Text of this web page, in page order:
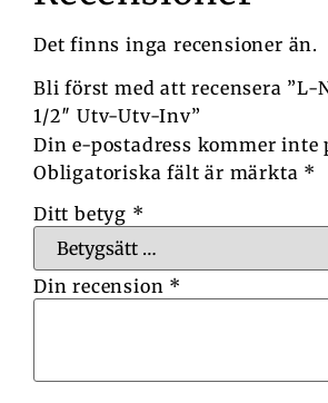
Det finns inga recensioner än.
Bli först med att recensera ”L-
1/2″ Utv-Utv-Inv”
Din e-postadress kommer inte
Obligatoriska fält är märkta *
Ditt betyg *
Din recension *